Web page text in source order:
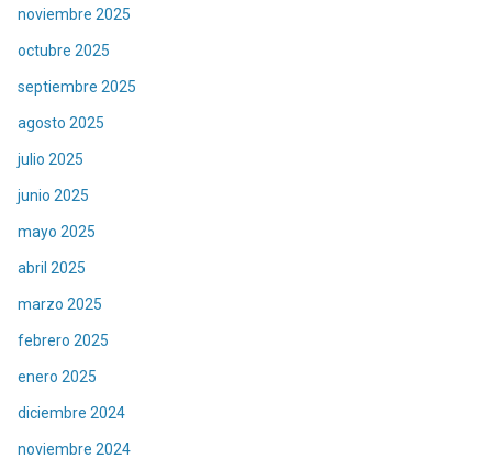
noviembre 2025
octubre 2025
septiembre 2025
agosto 2025
julio 2025
junio 2025
mayo 2025
abril 2025
marzo 2025
febrero 2025
enero 2025
diciembre 2024
noviembre 2024